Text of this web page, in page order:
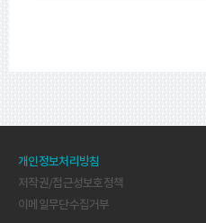
개인정보처리방침
저작권/접근성보호정책
이메일무단수집거부